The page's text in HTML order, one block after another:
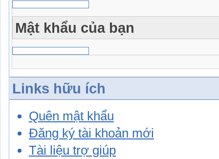
Mật khẩu của bạn
Links hữu ích
Quên mật khẩu
Đăng ký tài khoản mới
Tài liệu trợ giúp